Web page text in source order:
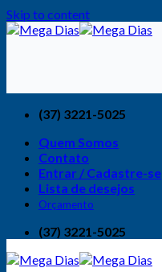
Skip to content
(37) 3221-5025
Quem Somos
Contato
Entrar / Cadastre-se
Lista de desejos
Orçamento
(37) 3221-5025